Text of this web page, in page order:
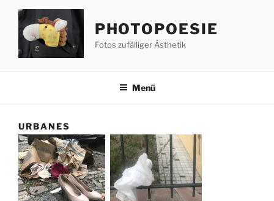
Zum
Inhalt
springen
PHOTOPOESIE
Fotos zufälliger Ästhetik
Menü
URBANES